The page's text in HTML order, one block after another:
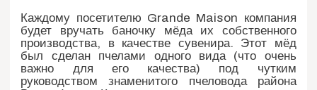
Каждому посетителю Grande Maison компания
будет вручать баночку мёда их собственного
производства, в качестве сувенира. Этот мёд
был сделан пчелами одного вида (что очень
важно для его качества) под чутким
руководством знаменитого пчеловода района